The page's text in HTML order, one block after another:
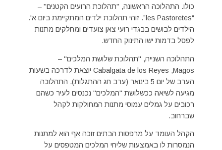
כולו. התהלוכה הראשונה, "תהלוכת הרועים הקטנים" –
“les Pastoretes”. זוהי תהלוכת ילדים המתקיימת ביום א'.
הילדים לבושים בבגדי רועי צאן צועדים ומחלקים מתנות
לפסל בדמות ישו התינוק החדש.
התהלוכה השנייה, "תהלוכת שלושת המלכים" –
Cabalgata de los Reyes ,Magos יוצאת לדרכה בשעות
הערב של יום 5 בינואר (ערב חג ההתגלות). התהלוכה
מגיעה לשיאה ככשלושת "המלכים" נכנסים לעיר כשהם
רכובים על גמלים עמוסי מתנות המחולקות לקהל
שברחוב.
הקהל העומד על מרפסות הבתים זוכה אף הוא למתנות
הנמסרות לו באמצעות שליחי המלכים המטפסים על